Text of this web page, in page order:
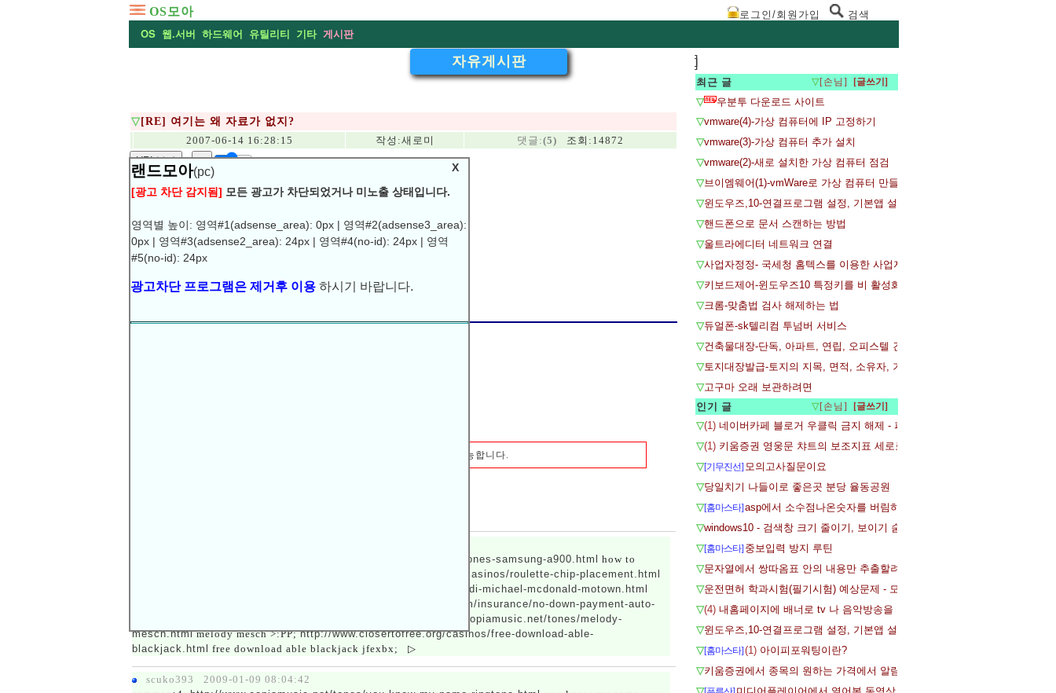
OS모아 로그인/회원가입 검색
OS 웹.서버 하드웨어 유틸리티 기타 게시판
X
랜드모아(pc)
[광고 차단 감지됨] 모든 광고가 차단되었거나 미노출 상태입니다.
영역별 높이: 영역#1(adsense_area): 0px | 영역#2(adsense3_area):
0px | 영역#3(adsense2_area): 24px | 영역#4(no-id): 24px | 영역
#5(no-id): 24px
광고차단 프로그램은 제거후 이용
자유게시판
▽[RE] 여기는 왜 자료가 없지?
2007-06-14 16:28:15
작성:새로미 댓글:(5)
조회:14872
URL복사
▶
정말?
.
가능합니다.
http://www.copiamusic.net/tones/how-to-upload-ringtones-samsung-a900.html
how to
http://www.closertofree.org/casinos/roulette-chip-placement.html
http://www.copiamusic.net/tones/midi-michael-mcdonald-motown.html
http://www.ydhardwood.com/insurance/no-down-payment-auto-
http://www.copiamusic.net/tones/melody-
mesch.htmlmelody mesch >:PP;http://www.closertofree.org/casinos/free-download-able-
blackjack.html
free download able blackjack jfexbx; ▷
scuko393 2009-01-09 08:04:42
]
]
최근 글 ▽[손님]
▽
우분투 다운로드 사이트
▽vmware(4)-가상 컴퓨터에 IP 고정하기
▽vmware(3)-가상 컴퓨터 추가 설치
▽vmware(2)-새로 설치한 가상 컴퓨터 점검
▽브이엠웨어(1)-vmWare로 가상 컴퓨터 만들기
▽윈도우즈,10-연결프로그램 설정, 기본앱 설정 변경
▽핸드폰으로 문서 스캔하는 방법
▽울트라에디터 네트워크 연결
▽사업자정정- 국세청 홈텍스를 이용한 사업자등록증 주소변경과 사업자등록증
▽키보드제어-윈도우즈10 특정키를 비 활성화 하는 방법
▽크롬-맞춤법 검사 해제하는 법
▽듀얼폰-sk텔리컴 투넘버 서비스
▽건축물대장-단독, 아파트, 연립, 오피스텔 건축물대장 발급받기
▽토지대장발급-토지의 지목, 면적, 소유자, 기준싯가 등을 무료로 확인하는 방
▽고구마 오래 보관하려면
인기 글
▽[손님]
▽(1) 네이버카페 블로거 우클릭 금지 해제 - 파이어 폭스
▽(1) 키움증권 영웅문 챠트의 보조지표 세로로 넣기
▽[기무진선] 모의고사질문이요
▽당일치기 나들이로 좋은곳 분당 율동공원
▽[홈마스타]asp에서 소수점나온숫자를 버림하는 방법
▽windows10 - 검색창 크기 줄이기, 보이기 숨기기
▽[홈마스타] 중보입력 방지 루틴
▽문자열에서 쌍따옴표 안의 내용만 추출할려고 합니다.
▽운전면허 학과시험(필기시험) 예상문제 - 모의고사 제 19 회
▽(4) 내홈페이지에 배너로 tv 나 음악방송을 달아보세요.
▽윈도우즈,10-연결프로그램 설정, 기본앱 설정 변경
▽[홈마스타](1) 아이피포워팅이란?
▽키움증권에서 종목의 원하는 가격에서 알람울리게하는방법